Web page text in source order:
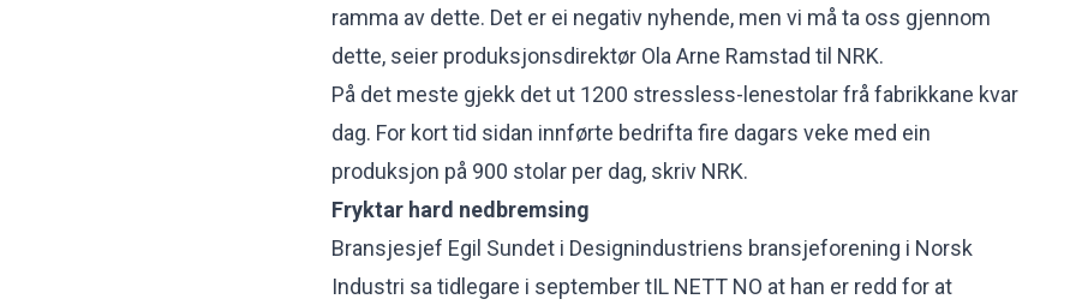
ramma av dette. Det er ei negativ nyhende, men vi må ta oss gjennom
dette, seier produksjonsdirektør Ola Arne Ramstad til NRK.
På det meste gjekk det ut 1200 stressless-lenestolar frå fabrikkane kvar
dag. For kort tid sidan innførte bedrifta fire dagars veke med ein
produksjon på 900 stolar per dag, skriv NRK.
Fryktar hard nedbremsing
Bransjesjef Egil Sundet i Designindustriens bransjeforening i Norsk
Industri sa tidlegare i september tIL NETT NO at han er redd for at